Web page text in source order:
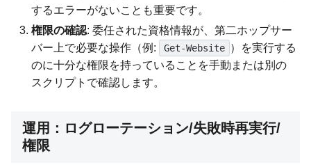
するエラーがないことも重要です。
権限の確認: 委任された資格情報が、第二ホップサー
バー上で必要な操作（例:
Get-Website ）を実行する
のに十分な権限を持っていることを手動または別の
スクリプトで確認します。
運用：ログローテーション/失敗時再実行/
権限